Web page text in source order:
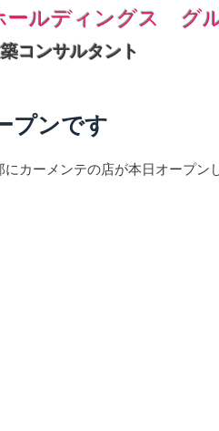
ルディングス グ
コンサルタント
プンです
にカーメンテの店が本日オープン